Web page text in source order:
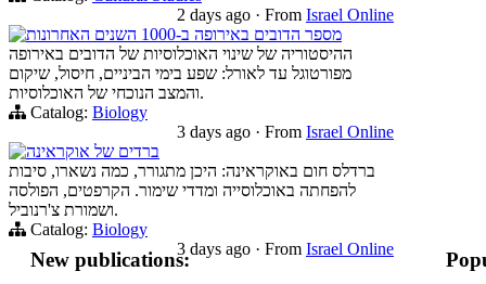
2 days ago · From Israel Online
מספר הדובים באירופה ב-1000 השנים האחרונות
ההיסטוריה של שינוי האוכלוסיות של הדובים באירופה
מפורטוגל עד לאורל: שפע בימי הביניים, חיסול, שיקום
והמצב הנוכחי של האוכלוסיות.
Catalog: Biology
3 days ago · From Israel Online
ברדים של אוקראינה
ברדלס חום באוקראינה: היכן מתגורר, כמה נשארו, סיבות
להפחתה באוכלוסייה ומדדי שימור. הקרפטים, הפולסה
ושמורת צ'רנוביל.
Catalog: Biology
3 days ago · From Israel Online
New publications: